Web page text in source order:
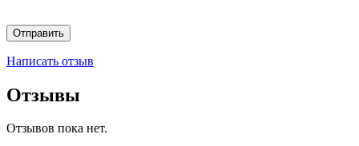
Написать отзыв
Отзывы
Отзывов пока нет.